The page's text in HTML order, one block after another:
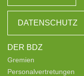
DATENSCHUTZ
DER BDZ
Gremien
Personalvertretungen